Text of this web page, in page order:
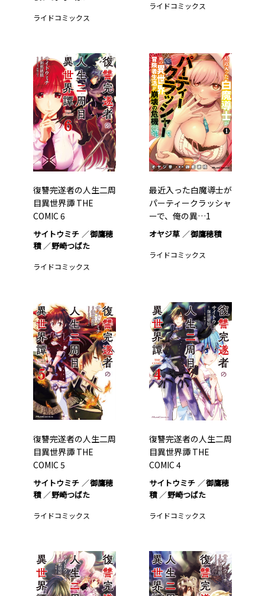
ライドコミックス
ライドコミックス
復讐完遂者の人生二周
目異世界譚 THE
COMIC 6
サイトウミチ
御鷹穂
積
野崎つばた
ライドコミックス
最近入った白魔導士が
パーティークラッシャ
ーで、俺の異…1
オヤジ草 御鷹穂積
ライドコミックス
復讐完遂者の人生二周
目異世界譚 THE
COMIC 5
サイトウミチ
御鷹穂
積
野崎つばた
ライドコミックス
復讐完遂者の人生二周
目異世界譚 THE
COMIC 4
サイトウミチ
御鷹穂
積
野崎つばた
ライドコミックス